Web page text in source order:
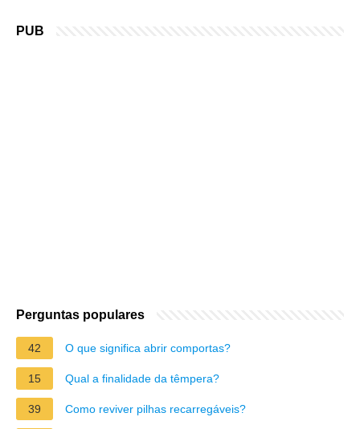
PUB
Perguntas populares
42 O que significa abrir comportas?
15 Qual a finalidade da têmpera?
39 Como reviver pilhas recarregáveis?